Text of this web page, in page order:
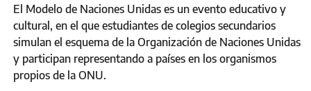
El Modelo de Naciones Unidas es un evento educativo y
cultural, en el que estudiantes de colegios secundarios
simulan el esquema de la Organización de Naciones Unidas
y participan representando a países en los organismos
propios de la ONU.